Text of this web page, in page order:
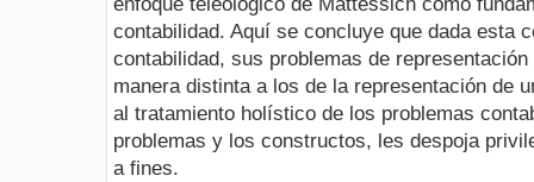
contabilidad. Aquí se concluye que dada esta
contabilidad, sus problemas de
manera distinta a los de la representación de
al tratamiento holístico de los problemas
problemas y los constructos, les despoja
a fines.